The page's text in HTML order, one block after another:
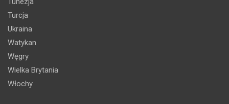
Turcja
Ukraina
Watykan
Węgry
Wielka Brytania
Włochy